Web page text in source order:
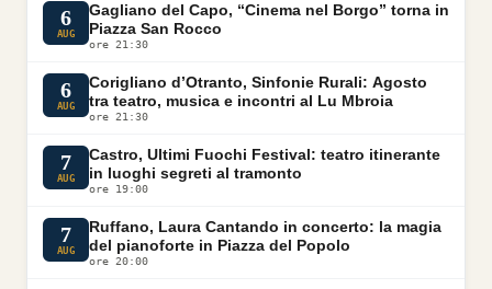
6
AUG
Gagliano del Capo, “Cinema nel Borgo” torna in
Piazza San Rocco
ore 21:30
6
AUG
Corigliano d’Otranto, Sinfonie Rurali: Agosto
tra teatro, musica e incontri al Lu Mbroia
ore 21:30
7
AUG
Castro, Ultimi Fuochi Festival: teatro itinerante
in luoghi segreti al tramonto
ore 19:00
7
AUG
Ruffano, Laura Cantando in concerto: la magia
del pianoforte in Piazza del Popolo
ore 20:00